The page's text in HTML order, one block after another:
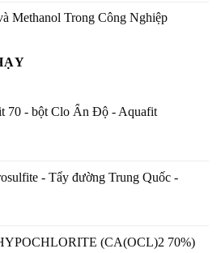
Methanol Trong Công Nghiệp
70 - bột Clo Ấn Độ - Aquafit
- Tẩy đường Trung Quốc -
(CA(OCL)2 70%)